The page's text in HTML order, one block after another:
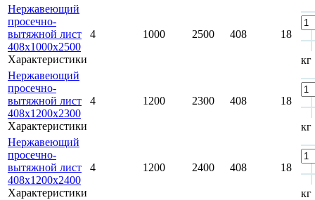
Нержавеющий
просечно-
вытяжной лист
408x1000x2500
Характеристики
4 1000 2500 408 18
кг
Нержавеющий
просечно-
вытяжной лист
408x1200x2300
Характеристики
4 1200 2300 408 18
кг
Нержавеющий
просечно-
вытяжной лист
408x1200x2400
Характеристики
4 1200 2400 408 18
кг